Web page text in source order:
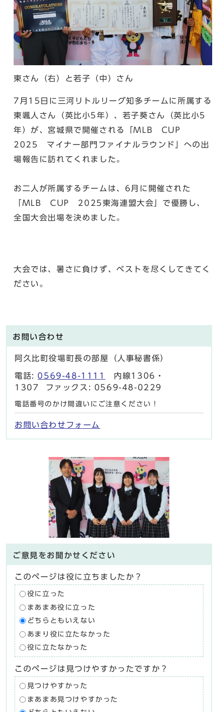
東さん（右）と若子（中）さん
7月15日に三河リトルリーグ知多チームに所属する
東颯人さん（英比小5年）、若子葵さん（英比小5
年）が、宮城県で開催される「MLB CUP
2025 マイナー部門ファイナルラウンド」への出
場報告に訪れてくれました。
お二人が所属するチームは、6月に開催された
「MLB CUP 2025東海連盟大会」で優勝し、
全国大会出場を決めました。
大会では、暑さに負けず、ベストを尽くしてきてく
ださい。
お問い合わせ
阿久比町役場町長の部屋（人事秘書係）
電話: 0569-48-1111
内線1306・
1307 ファックス: 0569-48-0229
電話番号のかけ間違いにご注意ください！
お問い合わせフォーム
ご意見をお聞かせください
このページは役に立ちましたか？
役に立った
まあまあ役に立った
どちらともいえない
あまり役に立たなかった
役に立たなかった
このページは見つけやすかったですか？
見つけやすかった
まあまあ見つけやすかった